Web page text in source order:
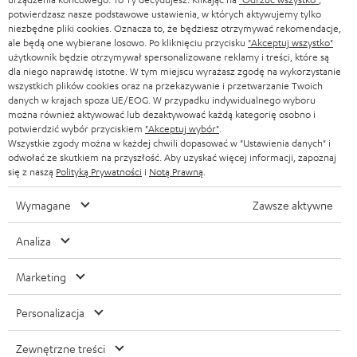
r
a
BLUETOOTH
SŁUCHAWKI
SŁUCHAWKI BLUETOOTH
WIEŻE HI-FI
GŁOŚNIKI
ULTIMA
SŁUCHAWKI DOUSZNE
FANSHOP
NOWOŚCI
BLOG
NEWSLETTER
SKLEPY
KORZYŚCI
TEUFEL STORY
SZWAJCARIA
HOLANDIA
BELGIA
FRANCJA
POLSKA
WŁOCHY
STANY ZJEDNOCZONE
Zmiany techniczne, literówki i pomyłki zastrzeżone. Akcesoria pokazane na
zdjęciach nie wchodzą w zakres dostawy. Ewentualne opłaty za utylizację
©2026 Lautsprecher Teufel GmbH - All rights reserved.
potwierdzasz nasze podstawowe ustawienia, w których aktywujemy tylko
niezbędne pliki cookies. Oznacza to, że będziesz otrzymywać rekomendacje,
ale będą one wybierane losowo. Po kliknięciu przycisku "Akceptuj wszystko"
użytkownik będzie otrzymywał spersonalizowane reklamy i treści, które są
dla niego naprawdę istotne. W tym miejscu wyrażasz zgodę na wykorzystanie
wszystkich plików cookies oraz na przekazywanie i przetwarzanie Twoich
danych w krajach spoza UE/EOG. W przypadku indywidualnego wyboru
można również aktywować lub dezaktywować każdą kategorię osobno i
potwierdzić wybór przyciskiem "Akceptuj wybór"
Wszystkie zgody można w każdej chwili dopasować w "Ustawienia danych" i
odwołać ze skutkiem na przyszłość. Aby uzyskać więcej informacji, zapoznaj
się z naszą Polityką Prywatności i Notą Prawną
Wymagane Zawsze aktywne
Analiza
Marketing
Personalizacja
Zewnętrzne treści